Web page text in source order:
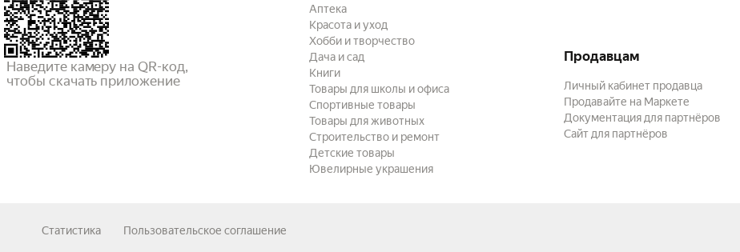
Наведите камеру на QR-код,
чтобы скачать приложение
Аптека
Красота и уход
Хобби и творчество
Дача и сад
Книги
Товары для школы и офиса
Спортивные товары
Товары для животных
Строительство и ремонт
Детские товары
Ювелирные украшения
Продавцам
Личный кабинет продавца
Продавайте на Маркете
Документация для партнёров
Сайт для партнёров
Статистика Пользовательское соглашение